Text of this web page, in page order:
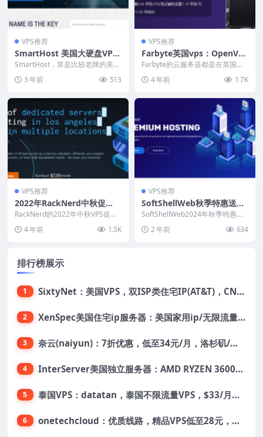
VPS推荐
SmartHost 美国大硬盘VPS
主机 1TB HDD 年付$29.95
SmartHost，算是比较老牌的美国
云服务器、V...
3 年前 513
VPS推荐
Farbyte英国vps：OpenVZ
虚拟化6.6英镑/月，KVM虚
拟化8.75英镑/月，英国原生I
P
Farbyte的云服务器都是在英国曼
人的机房，商家...
4 年前 1.7K
VPS推荐
2022年RackNerd中秋促
销：11.88美元/年起，支持支
付宝，老套餐低至9.89美元/
年
RackNerd的2022年中秋VPS促销
包括洛...
4 年前 1.5K
VPS推荐
SoftShellWeb秋季特惠送双
倍流量：台湾/荷兰/圣何塞服
务器19.95美元/年起，支持支
付宝/Paypal
SoftShellWeb2024年秋季特惠促
塞、美国...
2 年前 634
排行榜展示
1 SixtyNet：美国VPS，双ISP类住宅IP(AT&T)，CN2 GIA网络，超高DDoS防御，$14/月，2G内存/2核/40gSSD/5T流量/10Gbps带宽
2 XenSpec美国住宅ip服务器：美国家用ip/无限流量/10Gbps独享带宽/449美元/月起，支持支付宝
3 奈云(naiyun)：7折优惠，低至34元/月，洛杉矶/香港机房，三网CN2 GIA/CUII/高防保护，解锁Chatgpt/Tiktok
4 InterServer美国独立服务器：AMD RYZEN 3600X处理器，75美元/月，送40美元
5 泰国VPS：datatan，泰国不限流量VPS，$33/月，4G内存/3核/60gSSD
6 onetechcloud：优质线路，精品VPS低至28元，美国三网原生CN2 GIA（高防可选）、香港CN2、韩国CN2